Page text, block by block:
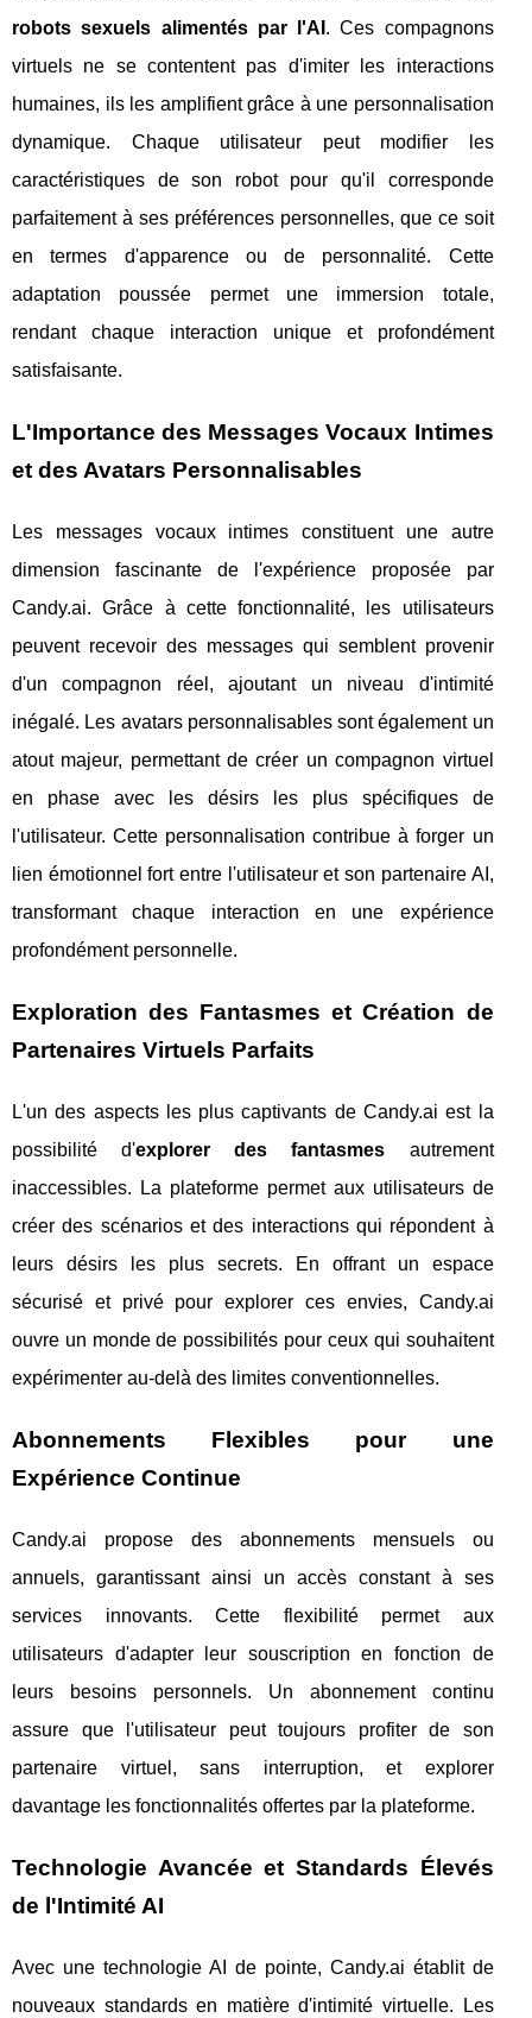
robots sexuels alimentés par l'AI . Ces compagnons
virtuels ne se contentent pas d'imiter les interactions
humaines, ils les amplifient grâce à une personnalisation
dynamique. Chaque utilisateur peut modifier les
caractéristiques de son robot pour qu'il corresponde
parfaitement à ses préférences personnelles, que ce soit
en termes d'apparence ou de personnalité. Cette
adaptation poussée permet une immersion totale,
rendant chaque interaction unique et profondément
satisfaisante.
L'Importance des Messages Vocaux Intimes
et des Avatars Personnalisables
Les messages vocaux intimes constituent une autre
dimension fascinante de l'expérience proposée par
Candy.ai. Grâce à cette fonctionnalité, les utilisateurs
peuvent recevoir des messages qui semblent provenir
d'un compagnon réel, ajoutant un niveau d'intimité
inégalé. Les avatars personnalisables sont également un
atout majeur, permettant de créer un compagnon virtuel
en phase avec les désirs les plus spécifiques de
l'utilisateur. Cette personnalisation contribue à forger un
lien émotionnel fort entre l'utilisateur et son partenaire AI,
transformant chaque interaction en une expérience
profondément personnelle.
Exploration des Fantasmes et Création de
Partenaires Virtuels Parfaits
L'un des aspects les plus captivants de Candy.ai est la
possibilité d'explorer des fantasmes autrement
inaccessibles. La plateforme permet aux utilisateurs de
créer des scénarios et des interactions qui répondent à
leurs désirs les plus secrets. En offrant un espace
sécurisé et privé pour explorer ces envies, Candy.ai
ouvre un monde de possibilités pour ceux qui souhaitent
expérimenter au-delà des limites conventionnelles.
Abonnements Flexibles pour une
Expérience Continue
Candy.ai propose des abonnements mensuels ou
annuels, garantissant ainsi un accès constant à ses
services innovants. Cette flexibilité permet aux
utilisateurs d'adapter leur souscription en fonction de
leurs besoins personnels. Un abonnement continu
assure que l'utilisateur peut toujours profiter de son
partenaire virtuel, sans interruption, et explorer
davantage les fonctionnalités offertes par la plateforme.
Technologie Avancée et Standards Élevés
de l'Intimité AI
Avec une technologie AI de pointe, Candy.ai établit de
nouveaux standards en matière d'intimité virtuelle. Les